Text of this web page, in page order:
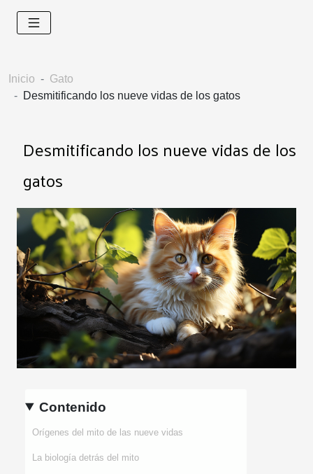
Inicio
Gato
Desmitificando los nueve vidas de los gatos
Desmitificando los nueve vidas de los
gatos
Contenido
Orígenes del mito de las nueve vidas
La biología detrás del mito